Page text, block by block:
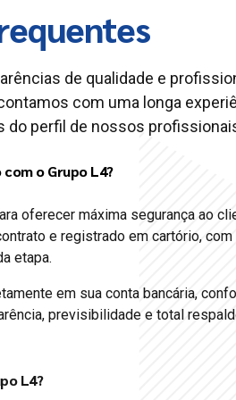
de qualidade e
com uma longa
do perfil de nossos
o Grupo L4?
oferecer máxima segurança ao
e registrado em cartório, com
etapa.
em sua conta bancária,
previsibilidade e total
L4?